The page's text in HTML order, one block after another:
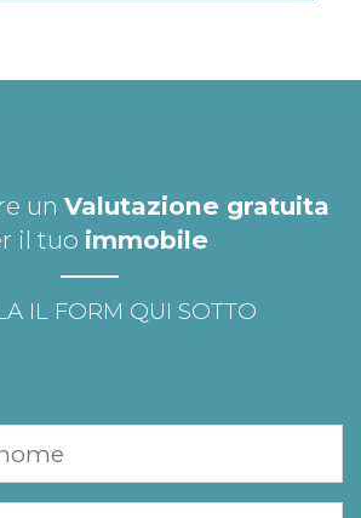
un Valutazione gratuita
il tuo immobile
IL FORM QUI SOTTO